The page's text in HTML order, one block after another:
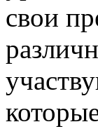
свои